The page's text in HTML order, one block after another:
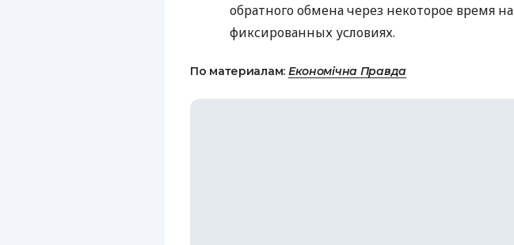
обратного обмена через некоторое время на
фиксированных условиях.
По материалам: Економічна Правда